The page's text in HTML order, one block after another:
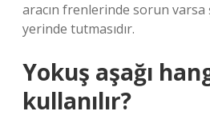
aracın frenlerinde sorun varsa
yerinde tutmasıdır.
Yokuş aşağı
kullanılır?